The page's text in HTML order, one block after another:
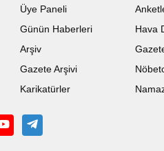
Üye Paneli
Günün Haberleri
Arşiv
Gazete Arşivi
Karikatürler
Hava